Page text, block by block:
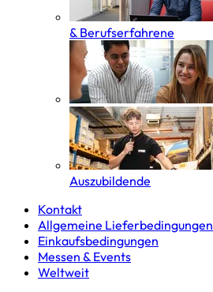
& Berufserfahrene
Auszubildende
Kontakt
Allgemeine Lieferbedingungen
Einkaufsbedingungen
Messen & Events
Weltweit